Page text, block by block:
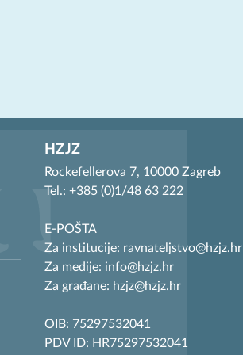
HZJZ
Rockefellerova 7, 10000 Zagreb
Tel.: +385 (0)1/48 63 222
E-POŠTA
Za institucije: ravnateljstvo@hzjz.hr
Za medije: info@hzjz.hr
Za građane: hzjz@hzjz.hr
OIB: 75297532041
PDV ID: HR75297532041